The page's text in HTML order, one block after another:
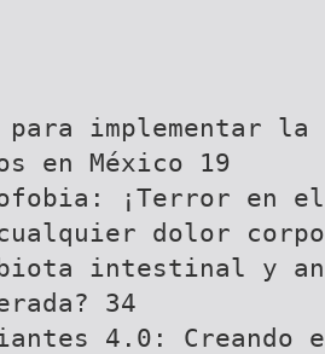
para implementar la
en México 19
¡Terror en
dolor
intestinal y
34
4.0: